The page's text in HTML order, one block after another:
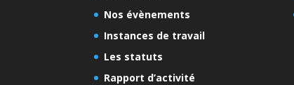
Nos évènements
Instances de travail
Les statuts
Rapport d’activité